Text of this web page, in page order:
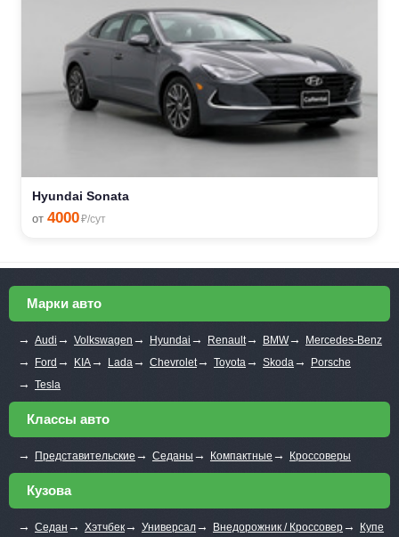
Hyundai Sonata
от 4000₽/сут
Марки авто
→ Audi → Volkswagen → Hyundai → Renault→ BMW→ Mercedes-Benz
→ Ford → KIA→ Lada→ Chevrolet→ Toyota→ Skoda→ Porsche
→ Tesla
Классы авто
→ Представительские → Седаны → Компактные → Кроссоверы
Кузова
→ Седан → Хэтчбек→ Универсал→ Внедорожник / Кроссовер→ Купе